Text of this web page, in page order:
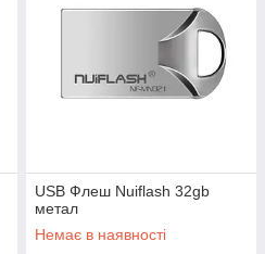
USB Флеш Nuiflash 32gb
метал
Немає в наявності